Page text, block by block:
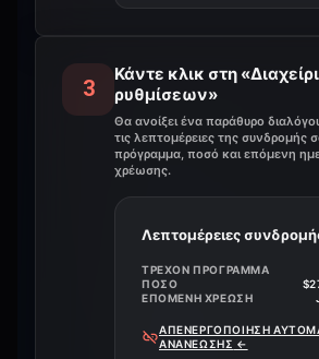
3
Κάντε κλικ στη
ρυθμίσεων»
Θα ανοίξει ένα παράθυρο
τις λεπτομέρειες της συνδρομής
πρόγραμμα, ποσό και επόμενη
χρέωσης.
Λεπτομέρειες
ΤΡΈΧΟΝ ΠΡΌΓΡΑΜΜΑ
ΠΟΣΌ
ΕΠΌΜΕΝΗ ΧΡΈΩΣΗ
ΑΠΕΝΕΡΓΟΠΟΊΗΣΗ
ΑΝΑΝΈΩΣΗΣ ←